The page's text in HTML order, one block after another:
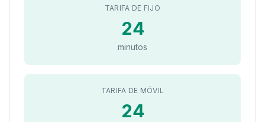
TARIFA DE FIJO
24
minutos
TARIFA DE MÓVIL
24